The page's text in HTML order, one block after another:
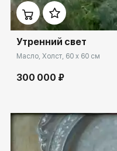
Утренний свет
Масло, Холст, 60 x 60 см
300 000 ₽